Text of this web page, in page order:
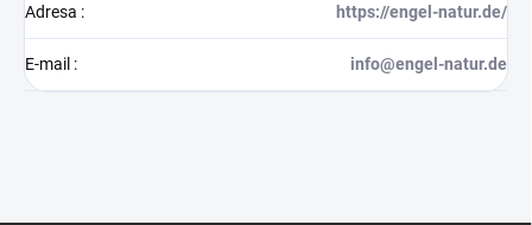
Adresa : https://engel-natur.de/
E-mail : info@engel-natur.de